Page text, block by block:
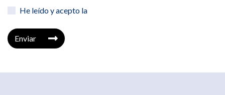
He leído y acepto la
Enviar